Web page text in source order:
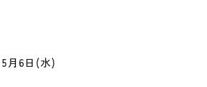
6日(水)